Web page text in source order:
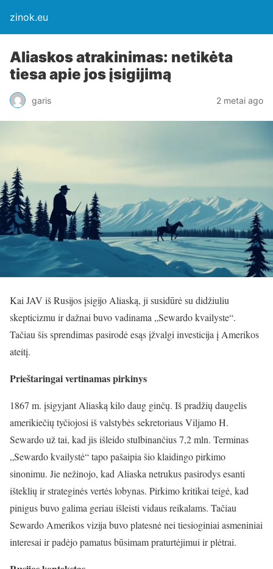
zinok.eu
Aliaskos atrakinimas: netikėta
tiesa apie jos įsigijimą
garis 2 metai ago
Kai JAV iš Rusijos įsigijo Aliaską, ji susidūrė su didžiuliu
skepticizmu ir dažnai buvo vadinama „Sewardo kvailyste“.
Tačiau šis sprendimas pasirodė esąs įžvalgi investicija į Amerikos
ateitį.
Prieštaringai vertinamas pirkinys
1867 m. įsigyjant Aliaską kilo daug ginčų. Iš pradžių daugelis
amerikiečių tyčiojosi iš valstybės sekretoriaus Viljamo H.
Sewardo už tai, kad jis išleido stulbinančius 7,2 mln. Terminas
„Sewardo kvailystė“ tapo pašaipia šio klaidingo pirkimo
sinonimu. Jie nežinojo, kad Aliaska netrukus pasirodys esanti
išteklių ir strateginės vertės lobynas. Pirkimo kritikai teigė, kad
pinigus buvo galima geriau išleisti vidaus reikalams. Tačiau
Sewardo Amerikos vizija buvo platesnė nei tiesioginiai asmeniniai
interesai ir padėjo pamatus būsimam praturtėjimui ir plėtrai.